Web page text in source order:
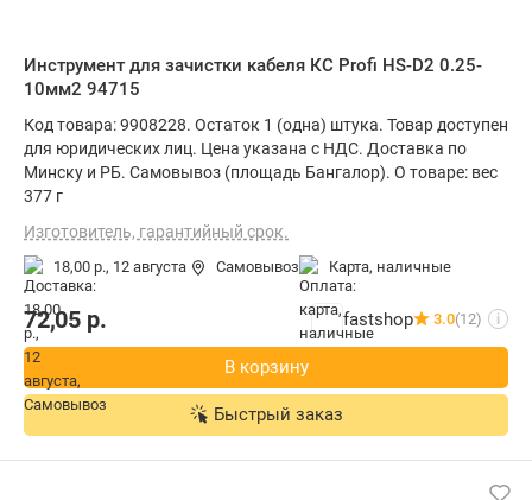
Инструмент для зачистки кабеля КС Profi HS-D2 0.25-
10мм2 94715
Код товара: 9908228. Остаток 1 (одна) штука. Товар доступен
для юридических лиц. Цена указана с НДС. Доставка по
Минску и РБ. Самовывоз (площадь Бангалор). О товаре: вес
377 г
Изготовитель, гарантийный срок.
18,00 р., 12 августа Самовывоз карта, наличные
72,05 р. fastshop 3.0(12) i
В корзину
Быстрый заказ